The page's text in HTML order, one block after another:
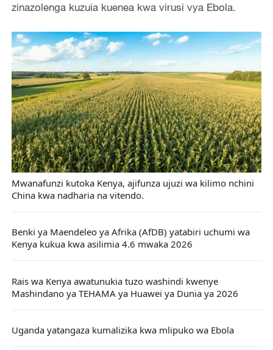
zinazolenga kuzuia kuenea kwa virusi vya Ebola.
Mwanafunzi kutoka Kenya, ajifunza ujuzi wa kilimo nchini
China kwa nadharia na vitendo.
Benki ya Maendeleo ya Afrika (AfDB) yatabiri uchumi wa
Kenya kukua kwa asilimia 4.6 mwaka 2026
Rais wa Kenya awatunukia tuzo washindi kwenye
Mashindano ya TEHAMA ya Huawei ya Dunia ya 2026
Uganda yatangaza kumalizika kwa mlipuko wa Ebola